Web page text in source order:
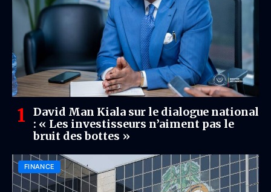
David Man Kiala sur le dialogue national
: « Les investisseurs n’aiment pas le
bruit des bottes »
FINANCE